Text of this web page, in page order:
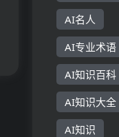
AI名人
AI专业术语
AI知识百科
AI知识大全
AI知识